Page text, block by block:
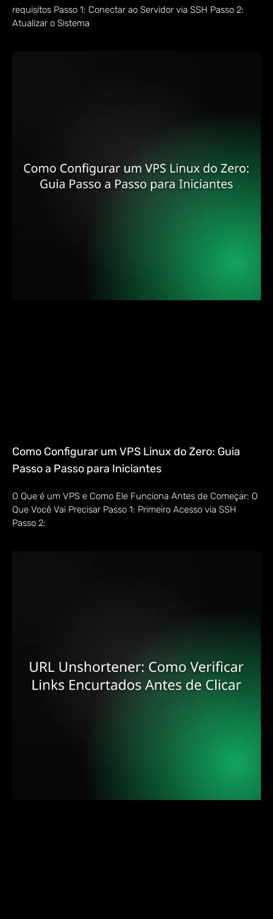
requisitos Passo 1: Conectar ao Servidor via SSH Passo 2:
Atualizar o Sistema
Como Configurar um VPS Linux do Zero: Guia
Passo a Passo para Iniciantes
O Que é um VPS e Como Ele Funciona Antes de Começar: O
Que Você Vai Precisar Passo 1: Primeiro Acesso via SSH
Passo 2: